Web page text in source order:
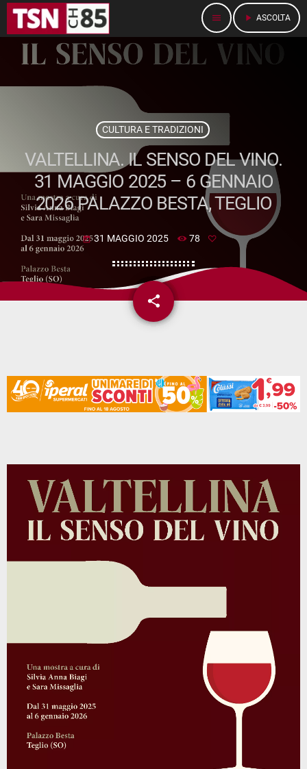
menu play_arrow ASCOLTA
CULTURA E TRADIZIONI
VALTELLINA. IL SENSO DEL VINO.
31 MAGGIO 2025 – 6 GENNAIO
2026 PALAZZO BESTA, TEGLIO
today 31 MAGGIO 2025 78
share
email